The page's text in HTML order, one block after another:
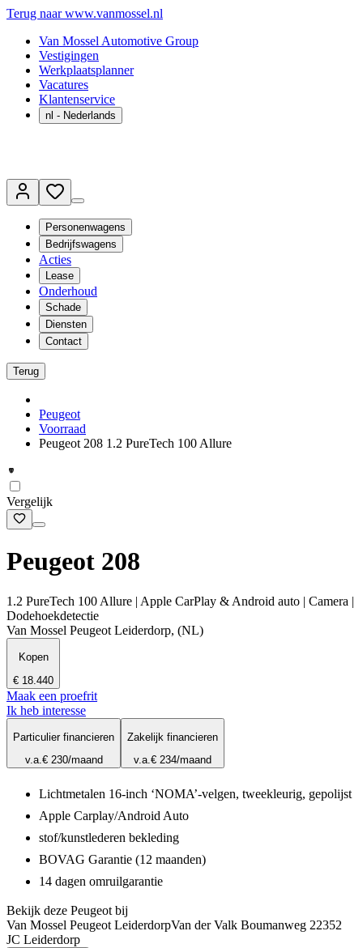
Terug naar www.vanmossel.nl
Van Mossel Automotive Group
Vestigingen
Werkplaatsplanner
Vacatures
Klantenservice
nl - Nederlands
Personenwagens
Bedrijfswagens
Acties
Lease
Onderhoud
Schade
Diensten
Contact
Terug
Peugeot
Voorraad
Peugeot 208 1.2 PureTech 100 Allure
Vergelijk
Peugeot 208
1.2 PureTech 100 Allure | Apple CarPlay & Android auto | Camera |
Dodehoekdetectie
Van Mossel Peugeot Leiderdorp, (NL)
Kopen
€ 18.440
Maak een proefrit
Ik heb interesse
Particulier financieren
v.a.€ 230/maand
Zakelijk financieren
v.a.€ 234/maand
Lichtmetalen 16-inch ‘NOMA’-velgen, tweekleurig, gepolijst
Apple Carplay/Android Auto
stof/kunstlederen bekleding
BOVAG Garantie (12 maanden)
14 dagen omruilgarantie
Bekijk deze Peugeot bij
Van Mossel Peugeot LeiderdorpVan der Valk Boumanweg 22352
JC Leiderdorp